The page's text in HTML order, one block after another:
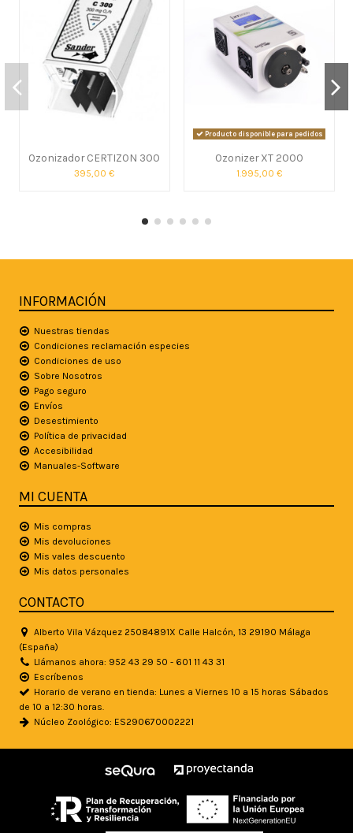
Ozonizador CERTIZON 300
395,00 €
Producto disponible para pedidos
Ozonizer XT 2000
1.995,00 €
INFORMACIÓN
Nuestras tiendas
Condiciones reclamación especies
Condiciones de uso
Sobre Nosotros
Pago seguro
Envíos
Desestimiento
Política de privacidad
Accesibilidad
Manuales-Software
MI CUENTA
Mis compras
Mis devoluciones
Mis vales descuento
Mis datos personales
CONTACTO
Alberto Vila Vázquez 25084891X Calle Halcón, 13 29190 Málaga
(España)
Llámanos ahora: 952 43 29 50 - 601 11 43 31
Escríbenos
Horario de verano en tienda: Lunes a Viernes 10 a 15 horas Sábados
de 10 a 12:30 horas.
Núcleo Zoológico: ES290670002221